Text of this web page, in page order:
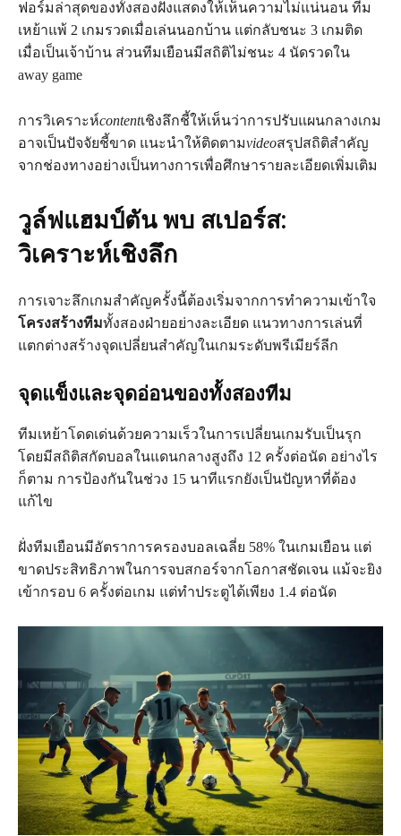
ฟอร์มล่าสุดของทั้งสองฝั่งแสดงให้เห็นความไม่แน่นอน ทีม
เหย้าแพ้ 2 เกมรวดเมื่อเล่นนอกบ้าน แต่กลับชนะ 3 เกมติด
เมื่อเป็นเจ้าบ้าน ส่วนทีมเยือนมีสถิติไม่ชนะ 4 นัดรวดใน
away game
การวิเคราะห์contentเชิงลึกชี้ให้เห็นว่าการปรับแผนกลางเกม
อาจเป็นปัจจัยชี้ขาด แนะนำให้ติดตามvideoสรุปสถิติสำคัญ
จากช่องทางอย่างเป็นทางการเพื่อศึกษารายละเอียดเพิ่มเติม
วูล์ฟแฮมป์ตัน พบ สเปอร์ส:
วิเคราะห์เชิงลึก
การเจาะลึกเกมสำคัญครั้งนี้ต้องเริ่มจากการทำความเข้าใจ
โครงสร้างทีมทั้งสองฝ่ายอย่างละเอียด แนวทางการเล่นที่
แตกต่างสร้างจุดเปลี่ยนสำคัญในเกมระดับพรีเมียร์ลีก
จุดแข็งและจุดอ่อนของทั้งสองทีม
ทีมเหย้าโดดเด่นด้วยความเร็วในการเปลี่ยนเกมรับเป็นรุก
โดยมีสถิติสกัดบอลในแดนกลางสูงถึง 12 ครั้งต่อนัด อย่างไร
ก็ตาม การป้องกันในช่วง 15 นาทีแรกยังเป็นปัญหาที่ต้อง
แก้ไข
ฝั่งทีมเยือนมีอัตราการครองบอลเฉลี่ย 58% ในเกมเยือน แต่
ขาดประสิทธิภาพในการจบสกอร์จากโอกาสชัดเจน แม้จะยิง
เข้ากรอบ 6 ครั้งต่อเกม แต่ทำประตูได้เพียง 1.4 ต่อนัด